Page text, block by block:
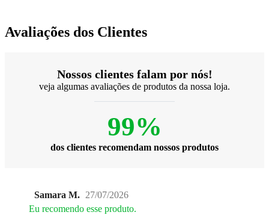
Avaliações dos Clientes
Nossos clientes falam por nós!
veja algumas avaliações de produtos da nossa loja.
99%
dos clientes recomendam nossos produtos
Samara M. 27/07/2026
Eu recomendo esse produto.